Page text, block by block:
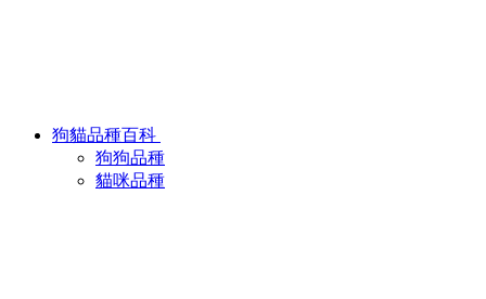
狗貓品種百科
狗狗品種
貓咪品種